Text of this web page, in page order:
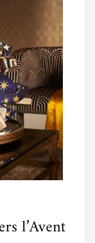
l’Avent